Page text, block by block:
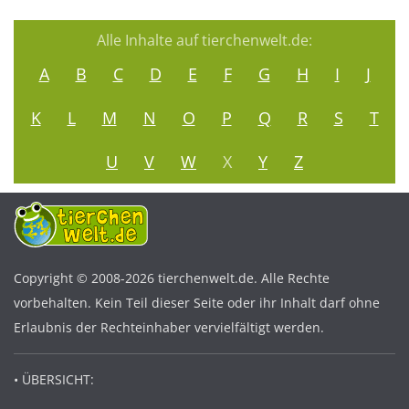
Alle Inhalte auf tierchenwelt.de:
A B C D E F G H I
J
K
L M N O P Q R S
T
U
V W X Y Z
Copyright © 2008-2026 tierchenwelt.de. Alle Rechte
vorbehalten. Kein Teil dieser Seite oder ihr Inhalt darf ohne
Erlaubnis der Rechteinhaber vervielfältigt werden.
• ÜBERSICHT: